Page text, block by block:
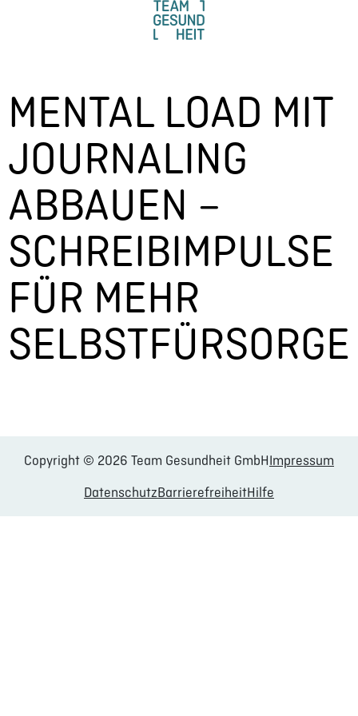
MENTAL LOAD MIT
JOURNALING
ABBAUEN –
SCHREIBIMPULSE
FÜR MEHR
SELBSTFÜRSORGE
Copyright © 2026 Team Gesundheit GmbHImpressum
DatenschutzBarrierefreiheitHilfe